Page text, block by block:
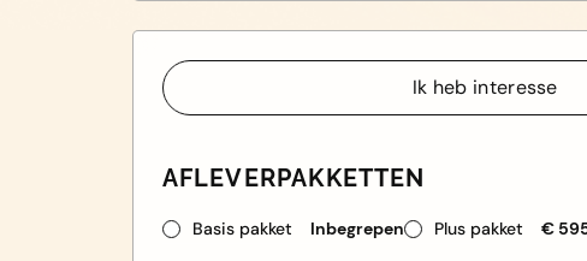
Ik heb interesse
AFLEVERPAKKETTEN
Basis pakket Inbegrepen Plus pakket €